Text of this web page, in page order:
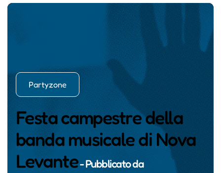
Partyzone
Festa campestre della
banda musicale di Nova
Levante- Pubblicato da